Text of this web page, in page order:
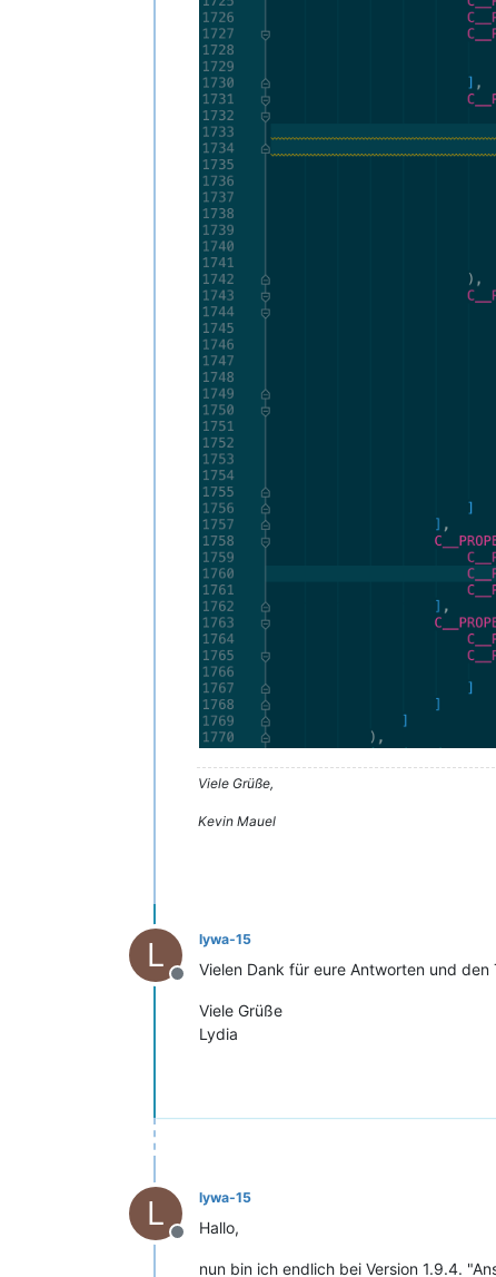
Viele Grüße,
Kevin Mauel
L
Offline
lywa-15
Vielen Dank für eure Antworten und den
Viele Grüße
Lydia
L
Offline
lywa-15
Hallo,
nun bin ich endlich bei Version 1.9.4.